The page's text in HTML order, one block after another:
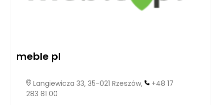
meble pl
Langiewicza 33, 35-021 Rzeszów,
+48 17
283 81 00